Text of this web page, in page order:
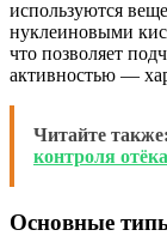
используются
нуклеиновыми
что позволяет
активностью —
Читайте также:
контроля
Основные